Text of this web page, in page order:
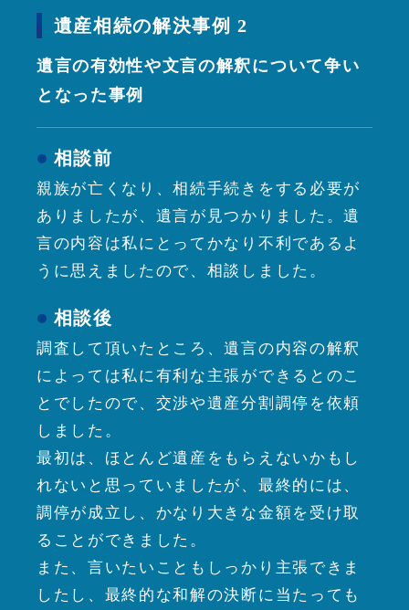
遺産相続の解決事例 2
遺言の有効性や文言の解釈について争い
となった事例
相談前
親族が亡くなり、相続手続きをする必要が
ありましたが、遺言が見つかりました。遺
言の内容は私にとってかなり不利であるよ
うに思えましたので、相談しました。
相談後
調査して頂いたところ、遺言の内容の解釈
によっては私に有利な主張ができるとのこ
とでしたので、交渉や遺産分割調停を依頼
しました。
最初は、ほとんど遺産をもらえないかもし
れないと思っていましたが、最終的には、
調停が成立し、かなり大きな金額を受け取
ることができました。
また、言いたいこともしっかり主張できま
したし、最終的な和解の決断に当たっても